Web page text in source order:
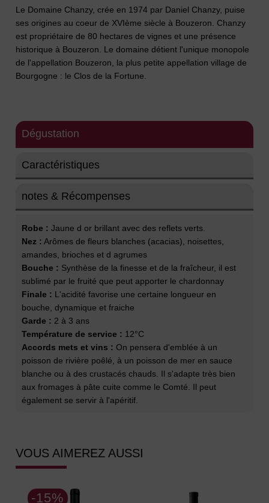
Le Domaine Chanzy, crée en 1974 par Daniel Chanzy, puise
ses origines au coeur de XVIème siècle à Bouzeron. Chanzy
est propriétaire de 80 hectares de vignes et une présence
historique à Bouzeron. Le domaine détient l'unique monopole
de l'appellation Bouzeron, la plus petite appellation village de
Bourgogne : le Clos de la Fortune.
Dégustation
Caractéristiques
notes & Récompenses
Robe : Jaune d or brillant avec des reflets verts.
Nez : Arômes de fleurs blanches (acacias), noisettes,
amandes, brioches et d agrumes
Bouche : Synthèse de la finesse et de la fraîcheur, il est
sublimé par le fruité que peut apporter le chardonnay
Finale : L'acidité favorise une certaine longueur en
bouche, dynamique et fraiche
Garde : 2 à 3 ans
Température de service : 12°C
Accords mets et vins : On pensera d'emblée à un
poisson de rivière poêlé, à un poisson de mer en sauce
blanche ou à des crustacés chauds. Il s'adapte très bien
aux fromages à pâte cuite comme le Comté. Il peut
également se servir à l'apéritif.
VOUS AIMEREZ AUSSI
-15%